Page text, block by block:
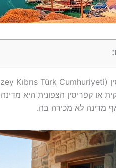
מדינה לא מכירה בה.